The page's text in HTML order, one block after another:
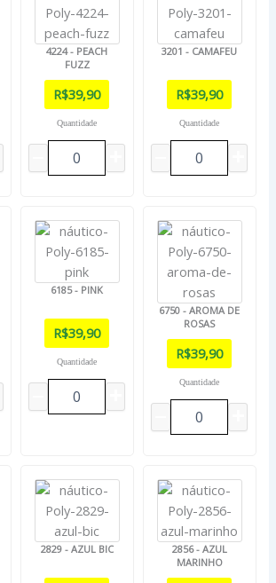
4224 - PEACH
FUZZ
R$39,90
Quantidade
3201 - CAMAFEU
R$39,90
Quantidade
6185 - PINK
R$39,90
Quantidade
6750 - AROMA DE
ROSAS
R$39,90
Quantidade
2829 - AZUL BIC
2856 - AZUL
MARINHO